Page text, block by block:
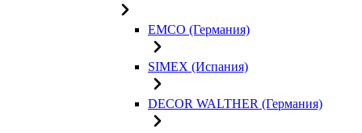
EMCO (Германия)
SIMEX (Испания)
DECOR WALTHER (Германия)